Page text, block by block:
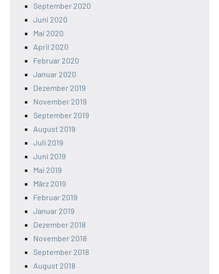
September 2020
Juni 2020
Mai 2020
April 2020
Februar 2020
Januar 2020
Dezember 2019
November 2019
September 2019
August 2019
Juli 2019
Juni 2019
Mai 2019
März 2019
Februar 2019
Januar 2019
Dezember 2018
November 2018
September 2018
August 2018